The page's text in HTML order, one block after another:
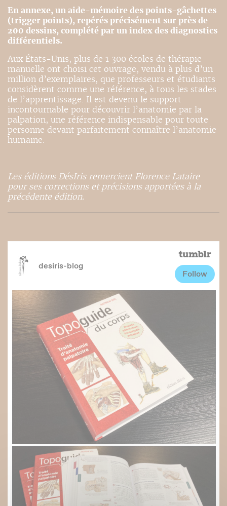
En annexe, un aide-mémoire des points-gâchettes
(trigger points), repérés précisément sur près de
200 dessins, complété par un index des diagnostics
différentiels.
Aux États-Unis, plus de 1 300 écoles de thérapie
manuelle ont choisi cet ouvrage, vendu à plus d’un
million d’exemplaires, que professeurs et étudiants
considèrent comme une référence, à tous les stades
de l’apprentissage. Il est devenu le support
incontournable pour découvrir l’anatomie par la
palpation, une référence indispensable pour toute
personne devant parfaitement connaître l’anatomie
humaine.
Les éditions DésIris remercient Florence Lataire
pour ses corrections et précisions apportées à la
précédente édition.